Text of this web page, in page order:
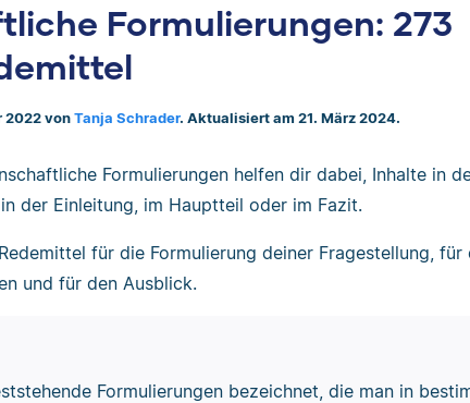
Formulierungen: 273
2022 von Tanja Schrader. Aktualisiert am 21. März 2024.
Formulierungen helfen dir dabei, Inhalte in
der Einleitung, im Hauptteil oder im Fazit.
für die Formulierung deiner Fragestellung, für
und für den Ausblick.
Formulierungen bezeichnet, die man in